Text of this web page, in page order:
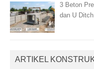
3 Beton
dan U Ditch
ARTIKEL